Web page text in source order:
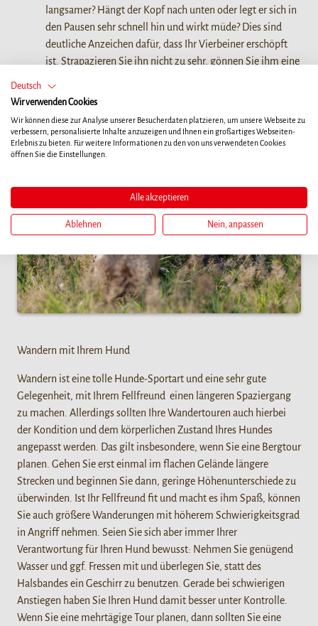
langsamer? Hängt der Kopf nach unten oder legt er sich in
den Pausen sehr schnell hin und wirkt müde? Dies sind
deutliche Anzeichen dafür, dass Ihr Vierbeiner erschöpft
ist. Strapazieren Sie ihn nicht zu sehr, gönnen Sie ihm eine
so bald als möglich.
Wandern mit Ihrem Hund
Wandern ist eine tolle Hunde-Sportart und eine sehr gute
Gelegenheit, mit Ihrem Fellfreund einen längeren Spaziergang
zu machen. Allerdings sollten Ihre Wandertouren auch hierbei
der Kondition und dem körperlichen Zustand Ihres Hundes
angepasst werden. Das gilt insbesondere, wenn Sie eine Bergtour
planen. Gehen Sie erst einmal im flachen Gelände längere
Strecken und beginnen Sie dann, geringe Höhenunterschiede zu
überwinden. Ist Ihr Fellfreund fit und macht es ihm Spaß, können
Sie auch größere Wanderungen mit höherem Schwierigkeitsgrad
in Angriff nehmen. Seien Sie sich aber immer Ihrer
Verantwortung für Ihren Hund bewusst: Nehmen Sie genügend
Wasser und ggf. Fressen mit und überlegen Sie, statt des
Halsbandes ein Geschirr zu benutzen. Gerade bei schwierigen
Anstiegen haben Sie Ihren Hund damit besser unter Kontrolle.
Wenn Sie eine mehrtägige Tour planen, dann sollten Sie eine
Deutsch
Wir verwenden Cookies
Wir können diese zur Analyse unserer Besucherdaten platzieren, um unsere Webseite zu
verbessern, personalisierte Inhalte anzuzeigen und Ihnen ein großartiges Webseiten-
Erlebnis zu bieten. Für weitere Informationen zu den von uns verwendeten Cookies
öffnen Sie die Einstellungen.
Alle akzeptieren
Ablehnen Nein, anpassen